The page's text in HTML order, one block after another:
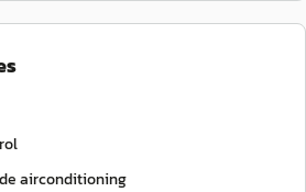
airconditioning